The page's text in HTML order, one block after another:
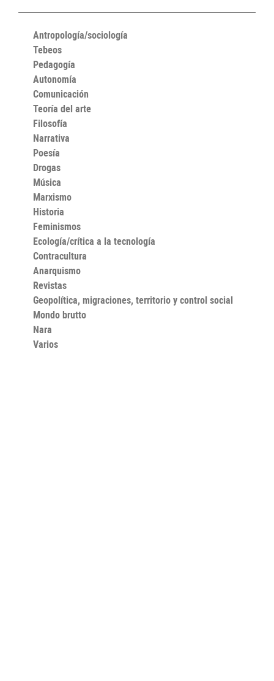
Antropología/sociología
Tebeos
Pedagogía
Autonomía
Comunicación
Teoría del arte
Filosofía
Narrativa
Poesía
Drogas
Música
Marxismo
Historia
Feminismos
Ecología/crítica a la tecnología
Contracultura
Anarquismo
Revistas
Geopolítica, migraciones, territorio y control social
Mondo brutto
Nara
Varios